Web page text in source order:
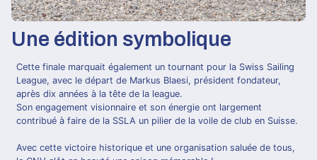
Une édition symbolique
Cette finale marquait également un tournant pour la Swiss Sailing
League, avec le départ de Markus Blaesi, président fondateur,
après dix années à la tête de la league.
Son engagement visionnaire et son énergie ont largement
contribué à faire de la SSLA un pilier de la voile de club en Suisse.
Avec cette victoire historique et une organisation saluée de tous,